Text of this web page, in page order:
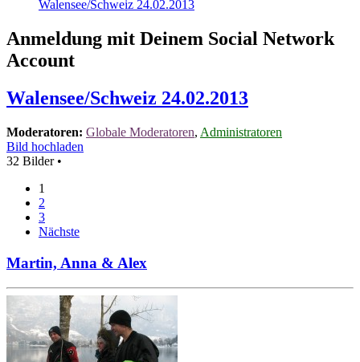
Walensee/Schweiz 24.02.2013
Anmeldung mit Deinem Social Network
Account
Walensee/Schweiz 24.02.2013
Moderatoren: Globale Moderatoren, Administratoren
Bild hochladen
32 Bilder •
1
2
3
Nächste
Martin, Anna & Alex